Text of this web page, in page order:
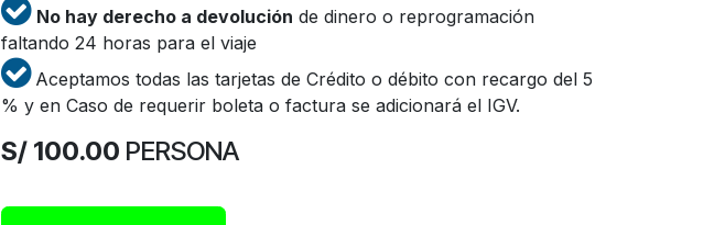
No hay derecho a devolución de dinero o reprogramación
faltando 24 horas para el viaje
Aceptamos todas las tarjetas de Crédito o débito con recargo del 5
% y en Caso de requerir boleta o factura se adicionará el IGV.
S/ 100.00 PERSONA